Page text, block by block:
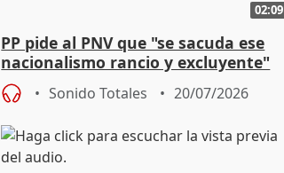
02:09
PP pide al PNV que "se sacuda ese
nacionalismo rancio y excluyente"
Sonido Totales 20/07/2026